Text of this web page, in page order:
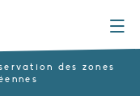
des zones